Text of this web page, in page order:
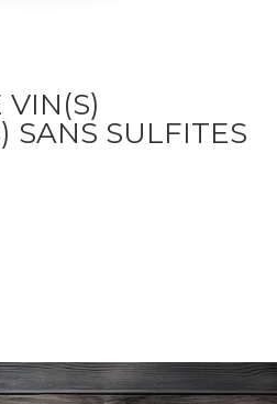
VIN(S)
SANS SULFITES